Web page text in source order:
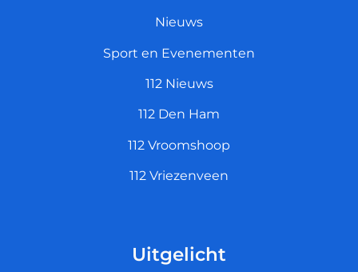
Nieuws
Sport en Evenementen
112 Nieuws
112 Den Ham
112 Vroomshoop
112 Vriezenveen
Uitgelicht